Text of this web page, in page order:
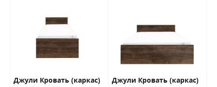
Джули Кровать (каркас)
Джули Кровать (каркас)